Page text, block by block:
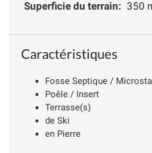
Superficie du terrain: 350
Caractéristiques
Fosse Septique /
Poêle / Insert
Terrasse(s)
de Ski
en Pierre